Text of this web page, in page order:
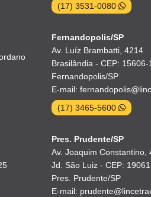
(17) 3531-0080
Fernandopolis/SP
Av. Luíz Brambatti, 4214
Brasilândia - CEP: 15606-
Fernandopolis/SP
E-mail:
(17) 3465-5600
Pres. Prudente/SP
Av. Joaquim Constantino,
Jd. São Luiz - CEP:
Pres. Prudente/SP
E-mail: